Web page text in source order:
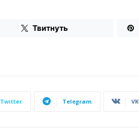
Твитнуть
Twitter Telegram VK